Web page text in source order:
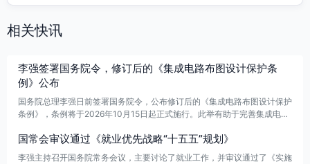
相关快讯
李强签署国务院令，修订后的《集成电路布图设计保护条
例》公布
国务院总理李强日前签署国务院令，公布修订后的《集成电路布图设计保护
条例》，条例将于2026年10月15日起正式施行。此举有助于完善集成电路
国常会审议通过《就业优先战略“十五五”规划》
李强主持召开国务院常务会议，主要讨论了就业工作，并审议通过了《实施